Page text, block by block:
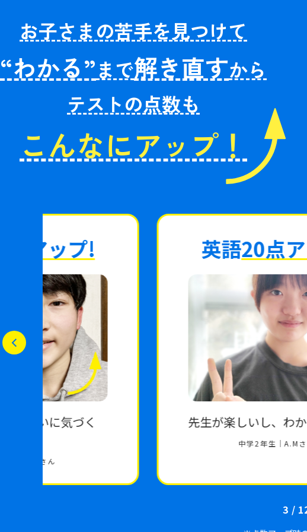
お子さまの苦手を見つけて
“わかる”まで解き直すから
テストの点数も
こんなにアップ！
英語 20点アップ!
先生が楽しいし、わかりやすい!
3 /